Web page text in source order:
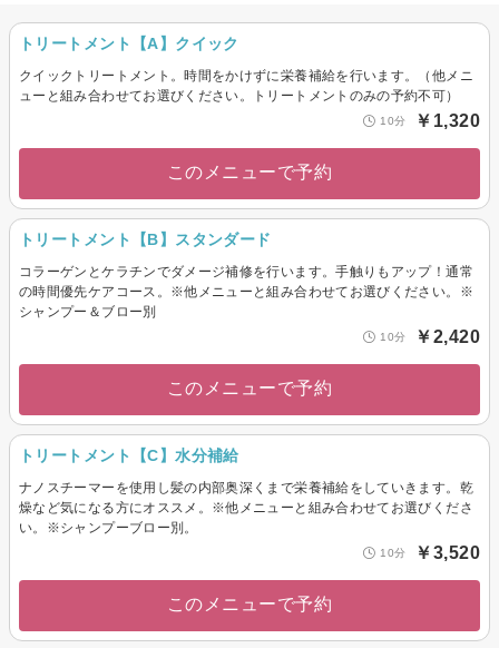
トリートメント【A】クイック
クイックトリートメント。時間をかけずに栄養補給を行います。（他メニ
ューと組み合わせてお選びください。トリートメントのみの予約不可）
10分 ￥1,320
このメニューで予約
トリートメント【B】スタンダード
コラーゲンとケラチンでダメージ補修を行います。手触りもアップ！通常
の時間優先ケアコース。※他メニューと組み合わせてお選びください。※
シャンプー＆ブロー別
10分 ￥2,420
このメニューで予約
トリートメント【C】水分補給
ナノスチーマーを使用し髪の内部奥深くまで栄養補給をしていきます。乾
燥など気になる方にオススメ。※他メニューと組み合わせてお選びくださ
い。※シャンプーブロー別。
10分 ￥3,520
このメニューで予約